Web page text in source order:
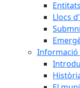
Llocs
Informació